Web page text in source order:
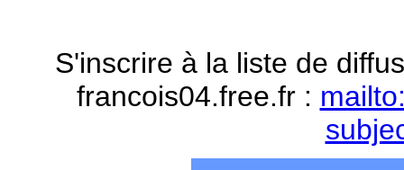
S'inscrire à la liste de
francois04.free.fr :